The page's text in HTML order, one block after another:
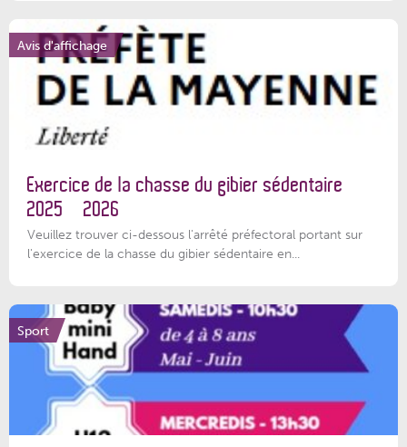
Avis d'affichage
Exercice de la chasse du gibier sédentaire
2025 – 2026
Veuillez trouver ci-dessous l'arrêté préfectoral portant sur
l'exercice de la chasse du gibier sédentaire en...
Sport